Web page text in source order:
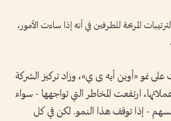
المربحة للطرفين في أنه إذا ساءت الأمور،
على نمو «أوبن أيه ى ي»، وزاد تركيز الشركة
ارتفعت المخاطر التي تواجهها - سواء
- إذا توقف هذا النمو. لكن في كل